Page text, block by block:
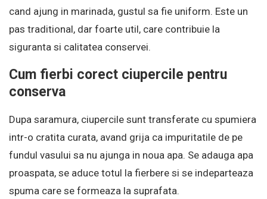
cand ajung in marinada, gustul sa fie uniform. Este un
pas traditional, dar foarte util, care contribuie la
siguranta si calitatea conservei.
Cum fierbi corect ciupercile pentru
conserva
Dupa saramura, ciupercile sunt transferate cu spumiera
intr-o cratita curata, avand grija ca impuritatile de pe
fundul vasului sa nu ajunga in noua apa. Se adauga apa
proaspata, se aduce totul la fierbere si se indeparteaza
spuma care se formeaza la suprafata.